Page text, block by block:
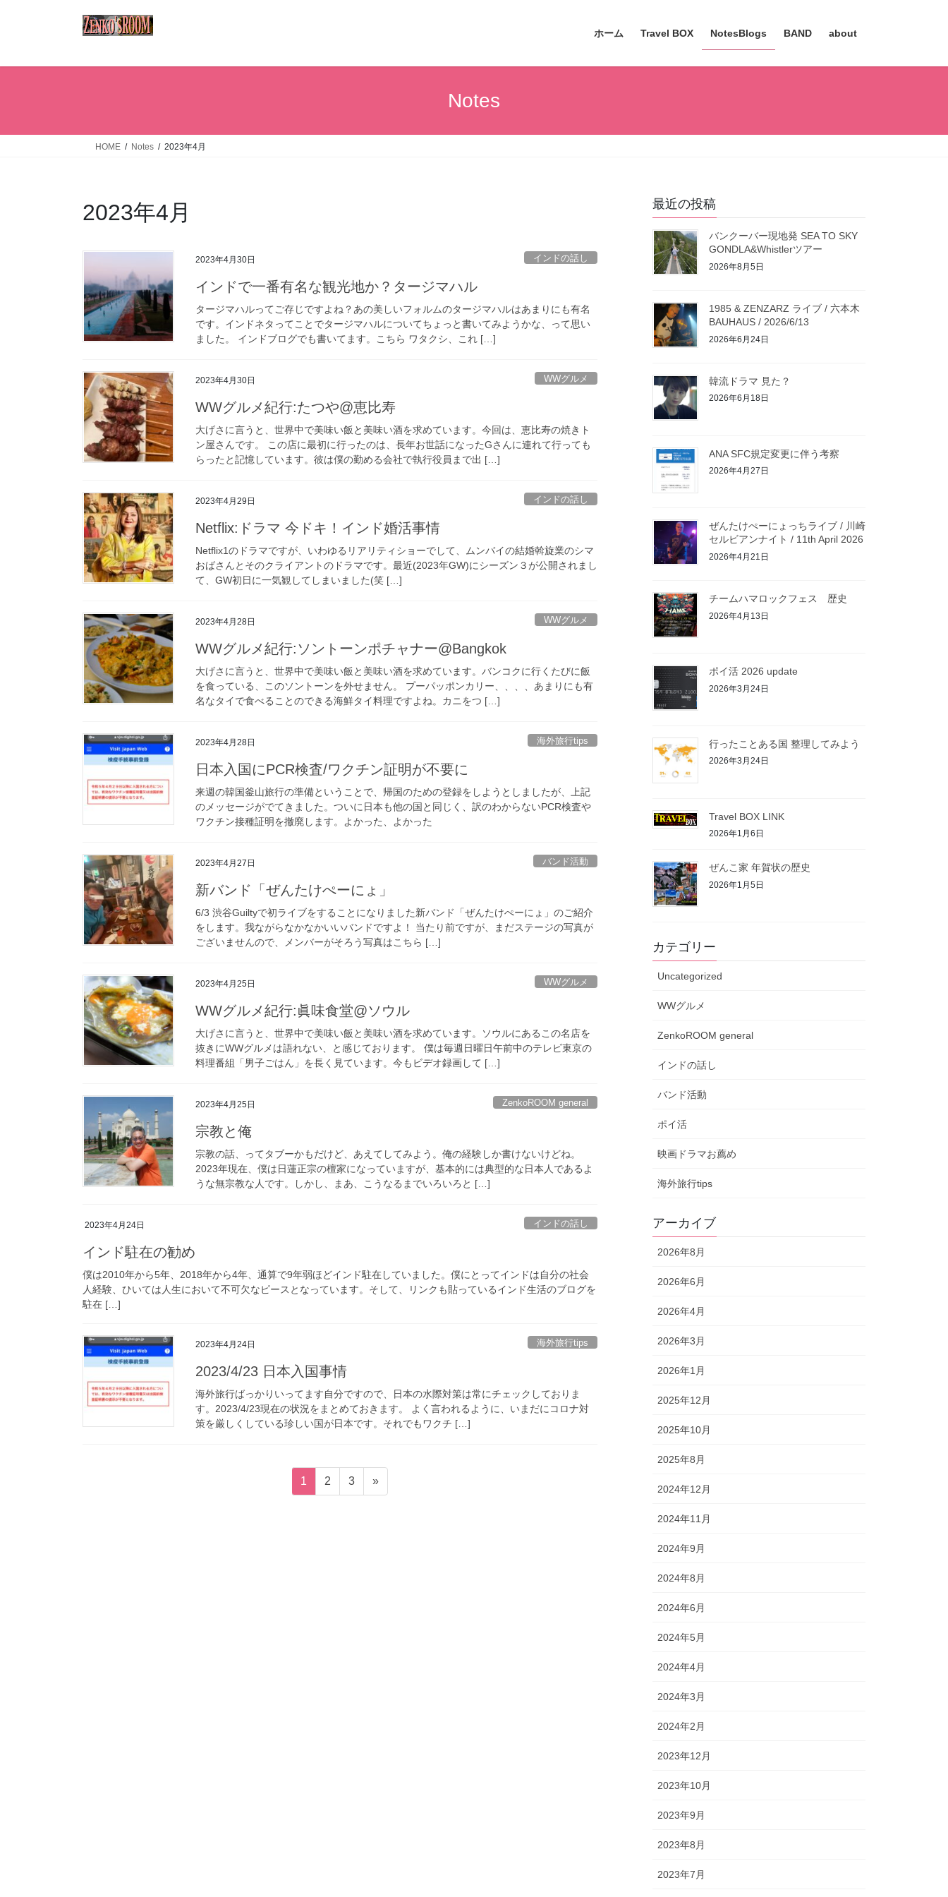
ホーム Travel BOX NotesBlogs BAND about
Notes
HOME Notes 2023年4月
2023年4月
2023年4月30日 インドの話し
インドで一番有名な観光地か？タージマハル
タージマハルってご存じですよね？あの美しいフォルムのタージマハルはあまりにも有名
です。インドネタってことでタージマハルについてちょっと書いてみようかな、って思い
ました。 インドブログでも書いてます。こちら ワタクシ、これ […]
2023年4月30日 WWグルメ
WWグルメ紀行:たつや@恵比寿
大げさに言うと、世界中で美味い飯と美味い酒を求めています。今回は、恵比寿の焼きト
ン屋さんです。 この店に最初に行ったのは、長年お世話になったGさんに連れて行っても
らったと記憶しています。彼は僕の勤める会社で執行役員まで出 […]
2023年4月29日 インドの話し
Netflix:ドラマ 今ドキ！インド婚活事情
Netflix1のドラマですが、いわゆるリアリティショーでして、ムンバイの結婚斡旋業のシマ
おばさんとそのクライアントのドラマです。最近(2023年GW)にシーズン３が公開されまし
て、GW初日に一気観してしまいました(笑 […]
2023年4月28日 WWグルメ
WWグルメ紀行:ソントーンポチャナー@Bangkok
大げさに言うと、世界中で美味い飯と美味い酒を求めています。バンコクに行くたびに飯
を食っている、このソントーンを外せません。 プーパッポンカリー、、、、あまりにも有
名なタイで食べることのできる海鮮タイ料理ですよね。カニをつ […]
2023年4月28日 海外旅行tips
日本入国にPCR検査/ワクチン証明が不要に
来週の韓国釜山旅行の準備ということで、帰国のための登録をしようとしましたが、上記
のメッセージがでてきました。ついに日本も他の国と同じく、訳のわからないPCR検査や
ワクチン接種証明を撤廃します。よかった、よかった
2023年4月27日 バンド活動
新バンド「ぜんたけぺーにょ」
6/3 渋谷Guiltyで初ライブをすることになりました新バンド「ぜんたけぺーにょ」のご紹介
をします。我ながらなかなかいいバンドですよ！ 当たり前ですが、まだステージの写真が
ございませんので、メンバーがそろう写真はこちら […]
2023年4月25日 WWグルメ
WWグルメ紀行:眞味食堂@ソウル
大げさに言うと、世界中で美味い飯と美味い酒を求めています。ソウルにあるこの名店を
抜きにWWグルメは語れない、と感じております。 僕は毎週日曜日午前中のテレビ東京の
料理番組「男子ごはん」を長く見ています。今もビデオ録画して […]
2023年4月25日 ZenkoROOM general
宗教と俺
宗教の話、ってタブーかもだけど、あえてしてみよう。俺の経験しか書けないけどね。
2023年現在、僕は日蓮正宗の檀家になっていますが、基本的には典型的な日本人であるよ
うな無宗教な人です。しかし、まあ、こうなるまでいろいろと […]
2023年4月24日 インドの話し
インド駐在の勧め
僕は2010年から5年、2018年から4年、通算で9年弱ほどインド駐在していました。僕にとってインドは自分の社会
人経験、ひいては人生において不可欠なピースとなっています。そして、リンクも貼っているインド生活のブログを
駐在 […]
2023年4月24日 海外旅行tips
2023/4/23 日本入国事情
海外旅行ばっかりいってます自分ですので、日本の水際対策は常にチェックしておりま
す。2023/4/23現在の状況をまとめておきます。 よく言われるように、いまだにコロナ対
策を厳しくしている珍しい国が日本です。それでもワクチ […]
固
定
1
固
定
2
固
定
3 »
最近の投稿
バンクーバー現地発 SEA TO SKY
GONDLA&Whistlerツアー
2026年8月5日
1985 & ZENZARZ ライブ / 六本木
BAUHAUS / 2026/6/13
2026年6月24日
韓流ドラマ 見た？
2026年6月18日
ANA SFC規定変更に伴う考察
2026年4月27日
ぜんたけぺーにょっちライブ / 川崎
セルビアンナイト / 11th April 2026
2026年4月21日
チームハマロックフェス 歴史
2026年4月13日
ポイ活 2026 update
2026年3月24日
行ったことある国 整理してみよう
2026年3月24日
Travel BOX LINK
2026年1月6日
ぜんこ家 年賀状の歴史
2026年1月5日
カテゴリー
Uncategorized
WWグルメ
ZenkoROOM general
インドの話し
バンド活動
ポイ活
映画ドラマお薦め
海外旅行tips
アーカイブ
2026年8月
2026年6月
2026年4月
2026年3月
2026年1月
2025年12月
2025年10月
2025年8月
2024年12月
2024年11月
2024年9月
2024年8月
2024年6月
2024年5月
2024年4月
2024年3月
2024年2月
2023年12月
2023年10月
2023年9月
2023年8月
2023年7月